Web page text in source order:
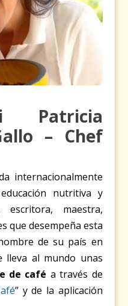
Patricia
– Chef
internacionalmente
nutritiva y
escritora, maestra,
que desempeña esta
de su país en
al mundo unas
de café a través de
” y de la aplicación